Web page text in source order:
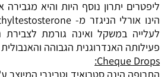
ליפטרים יתרון נוסף היות והיא
לעלייה במשקל ואינה גורמת לצבירת
פעילותה האנדרוגנית הגבוהה
Cheque Drops: